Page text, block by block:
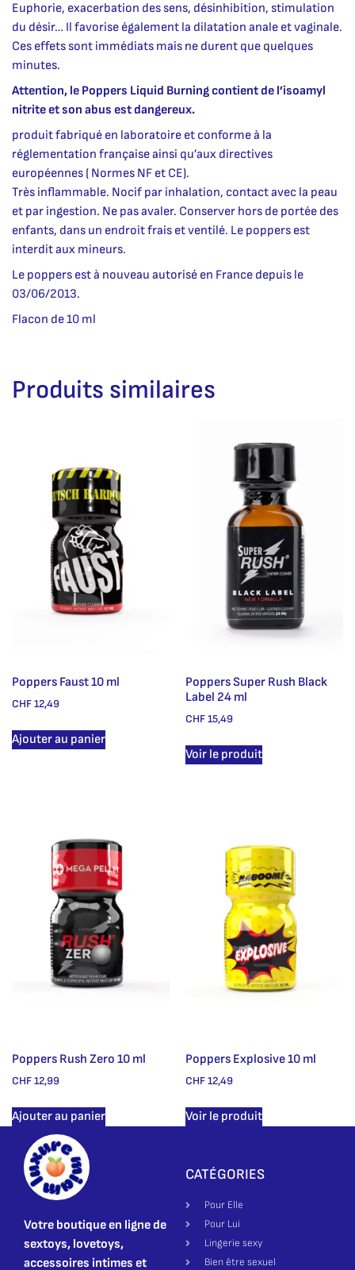
Euphorie, exacerbation des sens, désinhibition, stimulation
du désir… Il favorise également la dilatation anale et vaginale.
Ces effets sont immédiats mais ne durent que quelques
minutes.
Attention, le Poppers Liquid Burning contient de l’isoamyl
nitrite et son abus est dangereux.
produit fabriqué en laboratoire et conforme à la
réglementation française ainsi qu’aux directives
européennes ( Normes NF et CE).
Très inflammable. Nocif par inhalation, contact avec la peau
et par ingestion. Ne pas avaler. Conserver hors de portée des
enfants, dans un endroit frais et ventilé. Le poppers est
interdit aux mineurs.
Le poppers est à nouveau autorisé en France depuis le
03/06/2013.
Flacon de 10 ml
Produits similaires
Poppers Faust 10 ml
CHF12,49
Ajouter au panier
Poppers Super Rush Black
Label 24 ml
CHF15,49
Voir le produit
Poppers Rush Zero 10 ml
CHF12,99
Ajouter au panier
Poppers Explosive 10 ml
CHF12,49
Voir le produit
Votre boutique en ligne de
sextoys, lovetoys,
accessoires intimes et
CATÉGORIES
Pour Elle
Pour Lui
Lingerie sexy
Bien être sexuel